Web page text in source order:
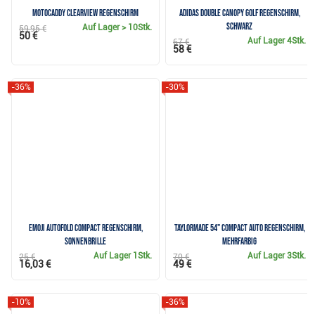
Motocaddy Clearview Regenschirm
Auf Lager> 10Stk.
59,95 €
50 €
Adidas Double Canopy Golf Regenschirm,
schwarz
Auf Lager4Stk.
67 €
58 €
Emoji AutoFold Compact Regenschirm,
Sonnenbrille
-36%
Auf Lager 1Stk.
25 €
16,03 €
TaylorMade 54" Compact Auto Regenschirm,
mehrfarbig
-30%
Auf Lager3Stk.
70 €
49 €
-10% -36%